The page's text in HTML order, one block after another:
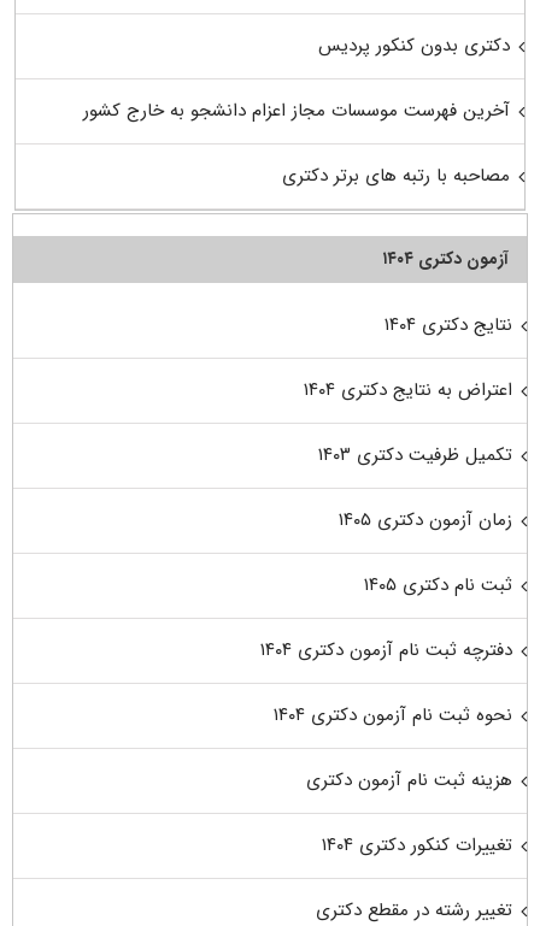
دکتری بدون کنکور پردیس
آخرین فهرست موسسات مجاز اعزام دانشجو به خارج کشور
مصاحبه با رتبه های برتر دکتری
آزمون دکتری ۱۴۰۴
نتایج دکتری ۱۴۰۴
اعتراض به نتایج دکتری ۱۴۰۴
تکمیل ظرفیت دکتری ۱۴۰۳
زمان آزمون دکتری ۱۴۰۵
ثبت نام دکتری ۱۴۰۵
دفترچه ثبت نام آزمون دکتری ۱۴۰۴
نحوه ثبت نام آزمون دکتری ۱۴۰۴
هزینه ثبت نام آزمون دکتری
تغییرات کنکور دکتری ۱۴۰۴
تغییر رشته در مقطع دکتری